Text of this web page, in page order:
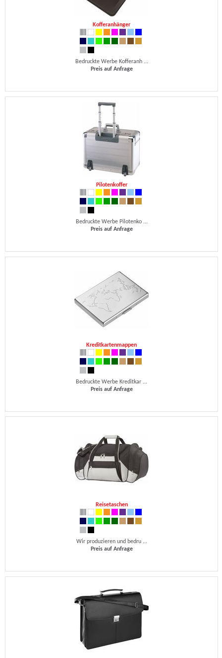
Kofferanhänger
Bedruckte Werbe Kofferanh ...
Preis auf Anfrage
Pilotenkoffer
Bedruckte Werbe Pilotenko ...
Preis auf Anfrage
Kreditkartenmappen
Bedruckte Werbe Kreditkar ...
Preis auf Anfrage
Reisetaschen
Wir produzieren und bedru ...
Preis auf Anfrage